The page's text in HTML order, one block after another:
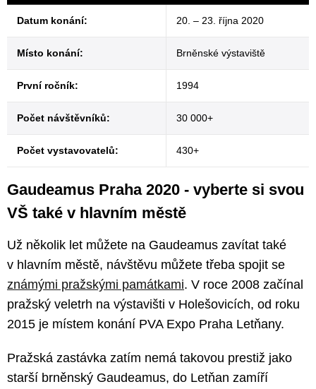
Datum konání: 20. – 23. října 2020
Místo konání: Brněnské výstaviště
První ročník: 1994
Počet návštěvníků: 30 000+
Počet vystavovatelů: 430+
Gaudeamus Praha 2020 - vyberte si svou
VŠ také v hlavním městě
Už několik let můžete na Gaudeamus zavítat také
v hlavním městě, návštěvu můžete třeba spojit se
známými pražskými památkami. V roce 2008 začínal
pražský veletrh na výstavišti v Holešovicích, od roku
2015 je místem konání PVA Expo Praha Letňany.
Pražská zastávka zatím nemá takovou prestiž jako
starší brněnský Gaudeamus, do Letňan zamíří